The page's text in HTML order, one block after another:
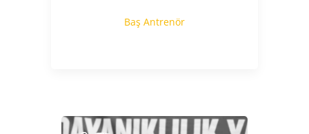
Baş Antrenör